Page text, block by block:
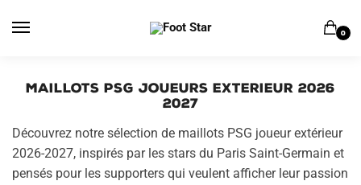
0
Maillots PSG Joueurs Exterieur 2026
2027
Découvrez notre sélection de maillots PSG joueur extérieur
2026-2027, inspirés par les stars du Paris Saint-Germain et
pensés pour les supporters qui veulent afficher leur passion